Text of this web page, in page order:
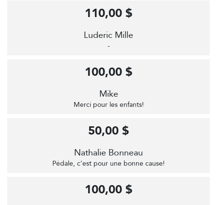
Luderic Mille
-
110,00 $
Mike
Merci pour les enfants!
100,00 $
Nathalie Bonneau
Pédale, c’est pour une bonne cause!
50,00 $
100,00 $